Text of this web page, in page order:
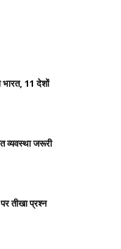
11 देशों
व्यवस्था जरूरी
तीखा प्रश्न